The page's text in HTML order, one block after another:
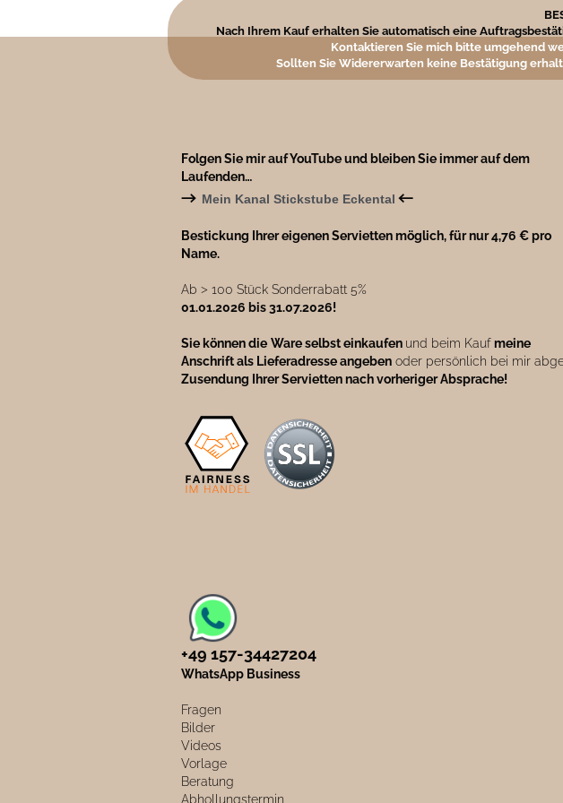
Nach Ihrem Kauf erhalten Sie automatisch eine
Kontaktieren Sie mich bitte umgehend
Sollten Sie Widererwarten keine Bestätigung
Folgen Sie mir auf YouTube und bleiben Sie immer auf dem
Laufenden…
→ Mein Kanal Stickstube Eckental ←
Bestickung Ihrer eigenen Servietten möglich, für nur 4,76 € pro
Name.
Ab ˃ 100 Stück Sonderrabatt 5%
01.01.2026 bis 31.07.2026!
Sie können die Ware selbst einkaufen und beim Kaufmeine
Anschrift als Lieferadresse angeben oder persönlich bei mir
Zusendung Ihrer Servietten nach vorheriger Absprache!
+49 157-34427204​
WhatsApp Business
Fragen
Bilder
Videos
Vorlage
Beratung
Abhollungstermin